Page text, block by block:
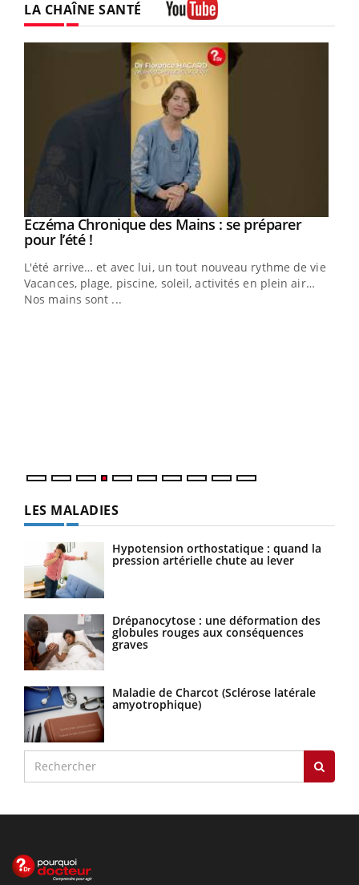
LA CHAÎNE SANTÉ
Youtube
Eczéma Chronique des Mains : se préparer
pour l’été !Youtube
L'été arrive… et avec lui, un tout nouveau rythme de vie !
Vacances, plage, piscine, soleil, activités en plein air…
Nos mains sont ...
Youtube
Diabète & Ramadan 2026Youtube
Le Ramadan approche, et, pour de nombreuses
personnes atteintes de diabète, c'est une période de
questions, de défis, mais ...
LES MALADIES
Hypotension orthostatique : quand la
pression artérielle chute au lever
Drépanocytose : une déformation des
globules rouges aux conséquences
graves
Maladie de Charcot (Sclérose latérale
amyotrophique)